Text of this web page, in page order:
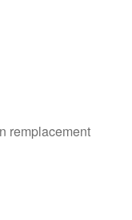
remplacement